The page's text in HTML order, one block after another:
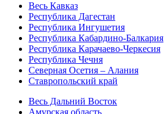
Весь Кавказ
Республика Дагестан
Республика Ингушетия
Республика Кабардино-Балкария
Республика Карачаево-Черкесия
Республика Чечня
Северная Осетия – Алания
Ставропольский край
Весь Дальний Восток
Амурская область